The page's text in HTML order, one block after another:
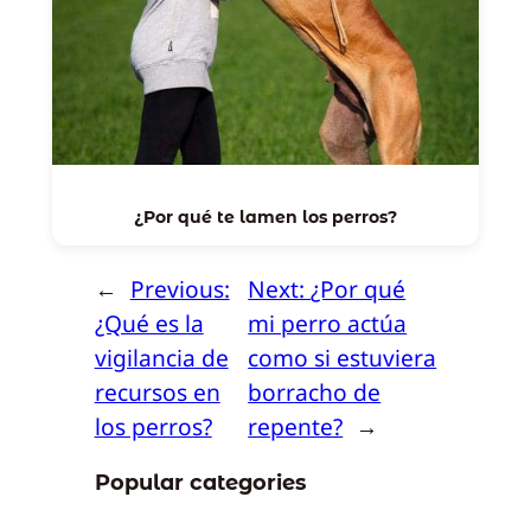
¿Por qué te lamen los perros?
← Previous:
¿Qué es la
vigilancia de
recursos en
los perros?
Next:¿Por qué
mi perro actúa
como si estuviera
borracho de
repente? →
Popular categories